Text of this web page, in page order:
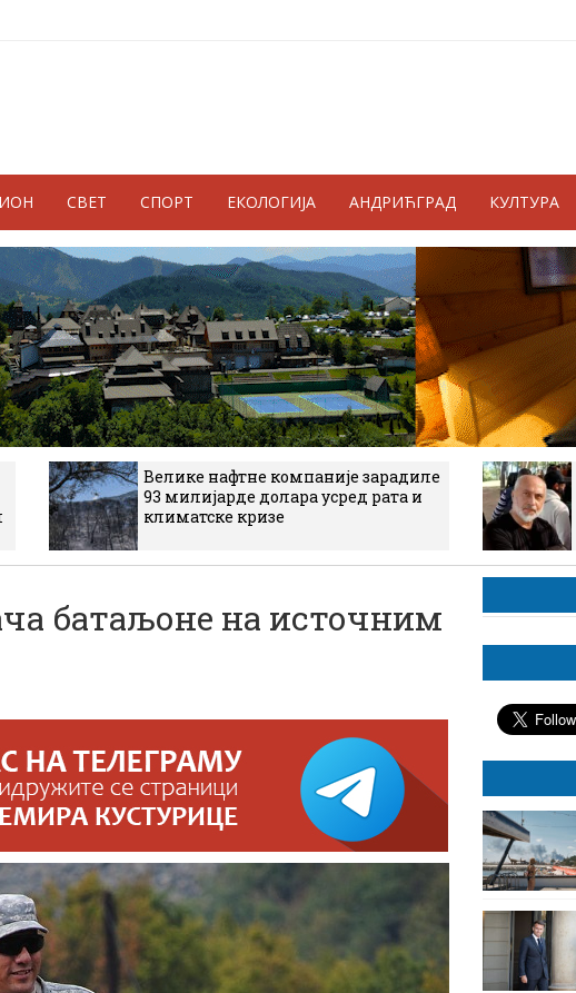
СВЕТ СПОРТ ЕКОЛОГИЈА АНДРИЋГРАД КУЛТУРА
Велике нафтне компаније зарадиле
93 милијарде долара усред рата и
климатске кризе
батаљоне на источним